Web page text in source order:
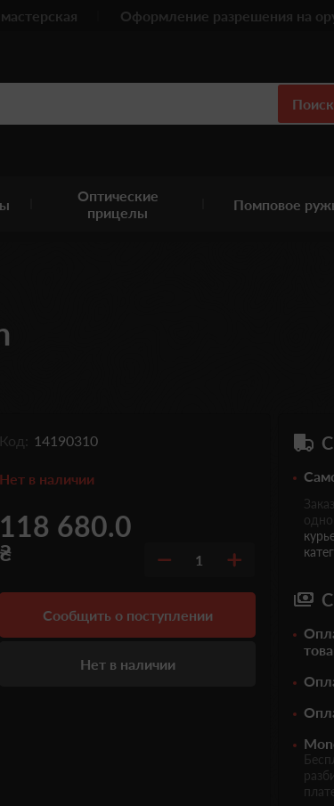
Оформление разрешения на
Поиск
Оптические
прицелы
Помповое
Код: 14190310
Нет в наличии
118 680.0
₴ 1
Сообщить о поступлении
Нет в наличии